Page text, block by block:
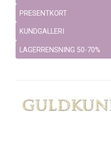
PRESENTKORT
KUNDGALLERI
LAGERRENSNING 50-70%